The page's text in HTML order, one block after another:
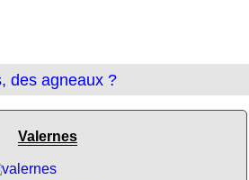
des agneaux ?
Valernes